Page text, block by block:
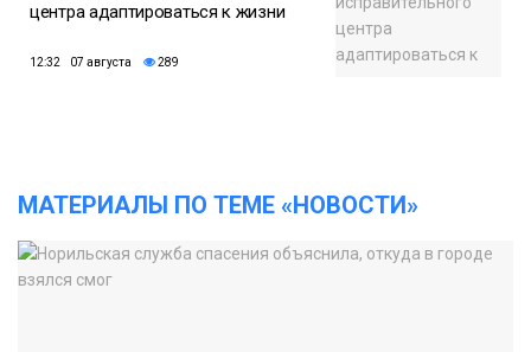
центра адаптироваться к жизни
12:32 07 августа 289
МАТЕРИАЛЫ ПО ТЕМЕ «НОВОСТИ»